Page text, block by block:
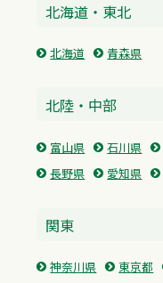
北海道・東北
北海道 青森県
北陸・中部
富山県 石川県
長野県
愛知県
関東
神奈川県 東京都